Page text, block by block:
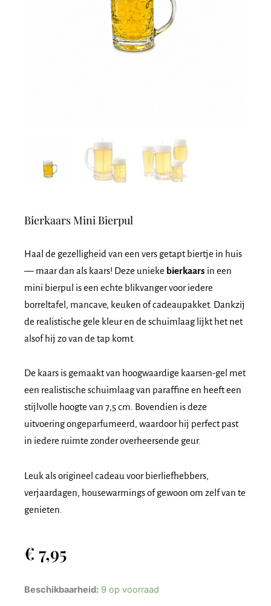
Bierkaars Mini Bierpul
Haal de gezelligheid van een vers getapt biertje in huis
— maar dan als kaars! Deze unieke bierkaars in een
mini bierpul is een echte blikvanger voor iedere
borreltafel, mancave, keuken of cadeaupakket. Dankzij
de realistische gele kleur en de schuimlaag lijkt het net
alsof hij zo van de tap komt.
De kaars is gemaakt van hoogwaardige kaarsen-gel met
een realistische schuimlaag van paraffine en heeft een
stijlvolle hoogte van 7,5 cm. Bovendien is deze
uitvoering ongeparfumeerd, waardoor hij perfect past
in iedere ruimte zonder overheersende geur.
Leuk als origineel cadeau voor bierliefhebbers,
verjaardagen, housewarmings of gewoon om zelf van te
genieten.
€ 7,95
Beschikbaarheid: 9 op voorraad
Bierkaars